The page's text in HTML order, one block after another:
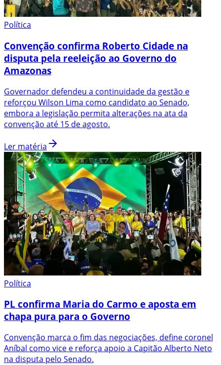
Política
Convenção confirma Roberto Cidade na
disputa pela reeleição ao Governo do
Amazonas
Governador defendeu a continuidade da gestão e
reforçou Wilson Lima como candidato ao Senado,
embora a legislação permita alterações na ata da
convenção até 15 de agosto.
Ler matéria
Política
PL confirma Maria do Carmo e aposta em
chapa pura para o Governo
Convenção marca o fim das negociações, define coronel
Aníbal como vice e reforça apoio a Capitão Alberto Neto
na disputa pelo Senado.